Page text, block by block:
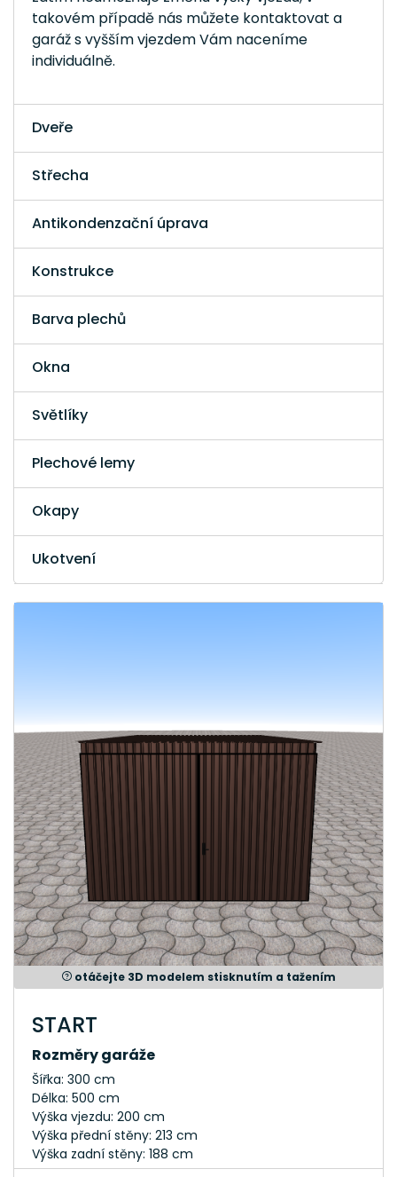
takovém případě nás můžete kontaktovat a
garáž s vyšším vjezdem Vám naceníme
individuálně.
Dveře
Střecha
Antikondenzační úprava
Konstrukce
Barva plechů
Okna
Světlíky
Plechové lemy
Okapy
Ukotvení
otáčejte 3D modelem stisknutím a tažením
START
Rozměry garáže
Šířka: 300 cm
Délka: 500 cm
Výška vjezdu: 200 cm
Výška přední stěny: 213 cm
Výška zadní stěny: 188 cm